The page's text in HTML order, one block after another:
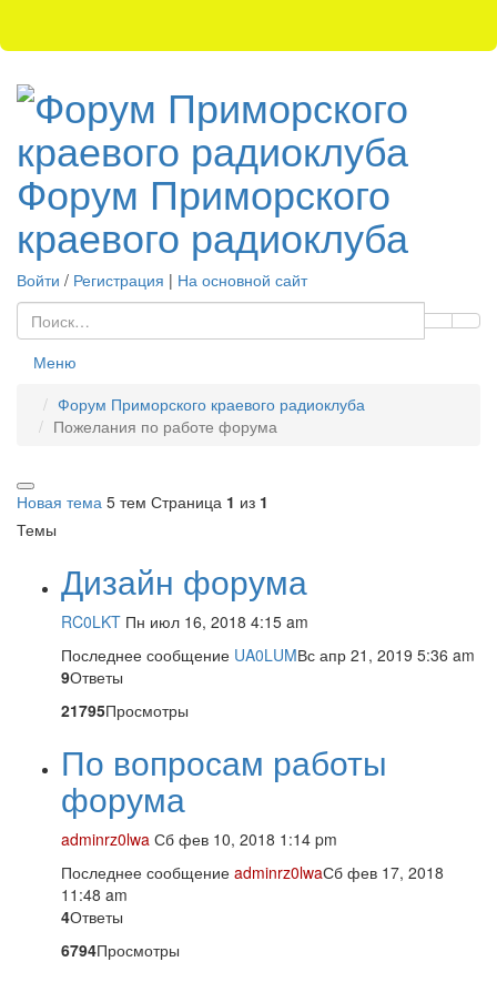
Форум Приморского
краевого радиоклуба
Войти / Регистрация | На основной сайт
Меню
Форум Приморского краевого радиоклуба
Пожелания по работе форума
Новая тема 5 тем Страница 1 из 1
Темы
Дизайн форума
RC0LKT Пн июл 16, 2018 4:15 am
Последнее сообщение UA0LUMВс апр 21, 2019 5:36 am
9Ответы
21795Просмотры
По вопросам работы
форума
adminrz0lwa Сб фев 10, 2018 1:14 pm
Последнее сообщение adminrz0lwaСб фев 17, 2018
11:48 am
4Ответы
6794Просмотры